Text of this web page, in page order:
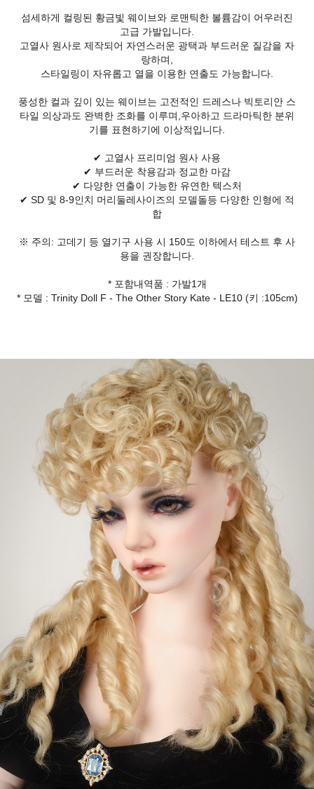
섬세하게 컬링된 황금빛 웨이브와 로맨틱한 볼륨감이 어우러진
고급 가발입니다.
고열사 원사로 제작되어 자연스러운 광택과 부드러운 질감을 자
랑하며,
스타일링이 자유롭고 열을 이용한 연출도 가능합니다.
풍성한 컬과 깊이 있는 웨이브는 고전적인 드레스나 빅토리안 스
타일 의상과도 완벽한 조화를 이루며,우아하고 드라마틱한 분위
기를 표현하기에 이상적입니다.
✔ 고열사 프리미엄 원사 사용
✔ 부드러운 착용감과 정교한 마감
✔ 다양한 연출이 가능한 유연한 텍스처
✔ SD 및 8-9인치 머리둘레사이즈의 모델돌등 다양한 인형에 적
합
※ 주의: 고데기 등 열기구 사용 시 150도 이하에서 테스트 후 사
용을 권장합니다.
* 포함내역품 : 가발1개
* 모델 : Trinity Doll F - The Other Story Kate - LE10 (키 :105cm)